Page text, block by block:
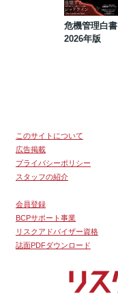
危機管理白書
2026年版
このサイトについて
広告掲載
プライバシーポリシー
スタッフの紹介
会員登録
BCPサポート事業
リスクアドバイザー資格
誌面PDFダウンロード